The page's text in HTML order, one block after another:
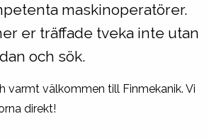
maskinoperatörer.
er träffade tveka inte utan
och sök.
varmt välkommen till Finmekanik. Vi
direkt!